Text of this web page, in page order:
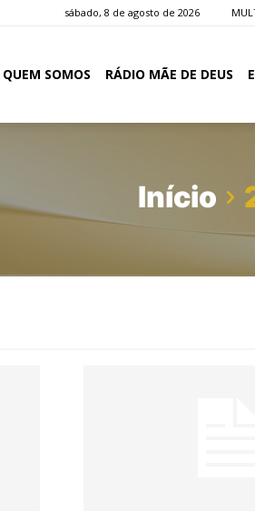
sábado, 8 de agosto de 2026
QUEM SOMOS RÁDIO MÃE DE DEUS
Início